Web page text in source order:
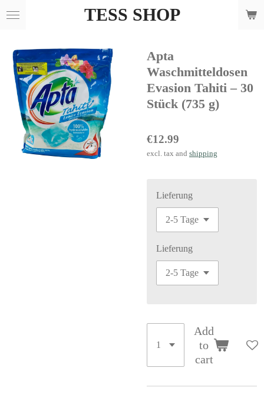
Skip
content
TESS SHOP
Apta
Waschmitteldosen
Evasion Tahiti – 30
Stück (735 g)
€12.99
excl. tax and shipping
Lieferung
Lieferung
Add
to
cart